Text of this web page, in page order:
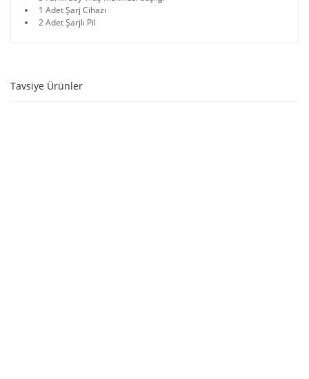
1 Adet Şarj Cihazı
2 Adet Şarjlı Pil
Tavsiye Ürünler